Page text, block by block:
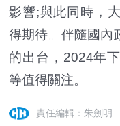
影響;與此同時，
得期待。伴隨國內
的出台，2024年
等值得關注。
責任編輯：朱劍明